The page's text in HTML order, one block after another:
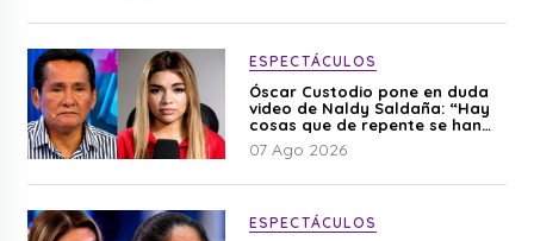
ESPECTÁCULOS
Óscar Custodio pone en duda
video de Naldy Saldaña: “Hay
cosas que de repente se han
editado”
07 Ago 2026
ESPECTÁCULOS